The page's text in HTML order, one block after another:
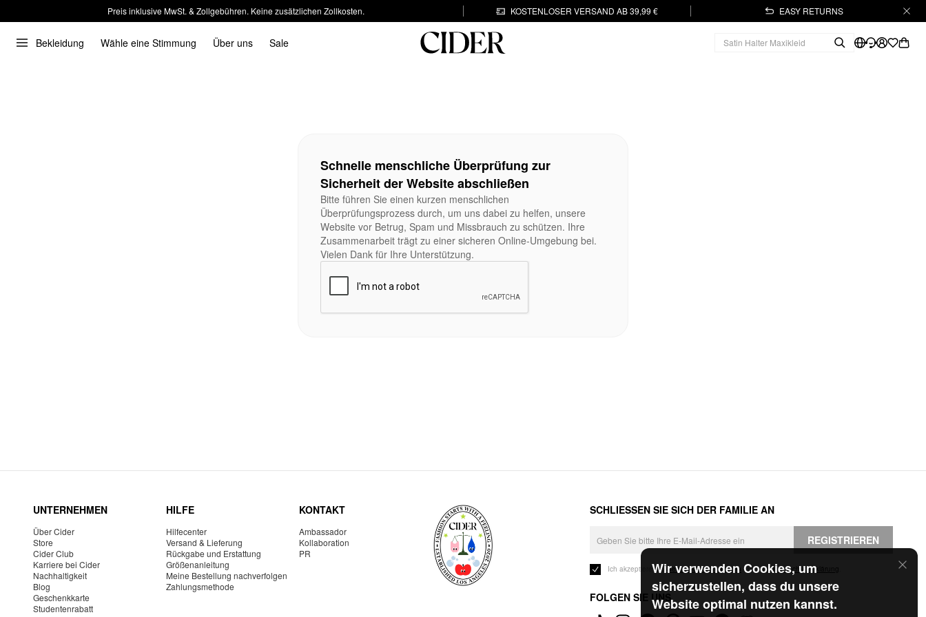
Preis inklusive MwSt. & Zollgebühren. Keine zusätzlichen Zollkosten. KOSTENLOSER VERSAND AB 39,99 € EASY RETURNS
Bekleidung Wähle eine Stimmung Über uns Sale
Wir verwenden Cookies, um
sicherzustellen, dass du unsere
Website optimal nutzen kannst.
Schnelle menschliche Überprüfung zur
Sicherheit der Website abschließen
Bitte führen Sie einen kurzen menschlichen
Überprüfungsprozess durch, um uns dabei zu helfen, unsere
Website vor Betrug, Spam und Missbrauch zu schützen. Ihre
Zusammenarbeit trägt zu einer sicheren Online-Umgebung bei.
Vielen Dank für Ihre Unterstützung.
UNTERNEHMEN
Über Cider
Store
Cider Club
Karriere bei Cider
Nachhaltigkeit
Blog
Geschenkkarte
Studentenrabatt
HILFE
Hilfecenter
Versand & Lieferung
Rückgabe und Erstattung
Größenanleitung
Meine Bestellung nachverfolgen
Zahlungsmethode
KONTAKT
Ambassador
Kollaboration
PR
SCHLIESSEN SIE SICH DER FAMILIE AN
REGISTRIEREN
Ich akzeptiere dieGeschäftsbedingungen und die Datenschutzerklärung
FOLGEN SIE UNS